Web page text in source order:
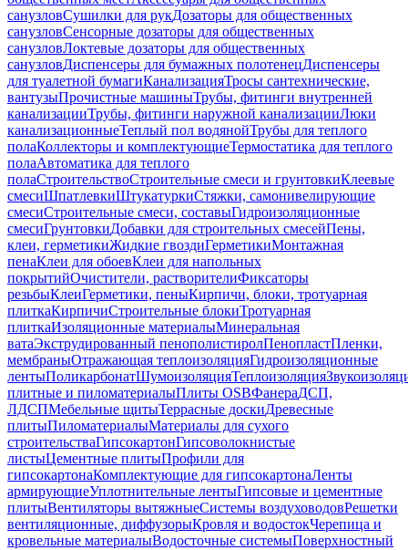
санузловСушилки для рукДозаторы для общественных
санузловСенсорные дозаторы для общественных
санузловЛоктевые дозаторы для общественных
санузловДиспенсеры для бумажных полотенецДиспенсеры
для туалетной бумагиКанализацияТросы сантехнические,
вантузыПрочистные машиныТрубы, фитинги внутренней
канализацииТрубы, фитинги наружной канализацииЛюки
канализационныеТеплый пол водянойТрубы для теплого
полаКоллекторы и комплектующиеТермостатика для теплого
полаАвтоматика для теплого
полаСтроительствоСтроительные смеси и грунтовкиКлеевые
смесиШпатлевкиШтукатуркиСтяжки, самонивелирующие
смесиСтроительные смеси, составыГидроизоляционные
смесиГрунтовкиДобавки для строительных смесейПены,
клеи, герметикиЖидкие гвоздиГерметикиМонтажная
пенаКлеи для обоевКлеи для напольных
покрытийОчистители, растворителиФиксаторы
резьбыКлеиГерметики, пеныКирпичи, блоки, тротуарная
плиткаКирпичиСтроительные блокиТротуарная
плиткаИзоляционные материалыМинеральная
ватаЭкструдированный пенополистиролПенопластПленки,
мембраныОтражающая теплоизоляцияГидроизоляционные
лентыПоликарбонатШумоизоляцияТеплоизоляция
плитные и пиломатериалыПлиты OSBФанераДСП,
ЛДСПМебельные щитыТеррасные доскиДревесные
плитыПиломатериалыМатериалы для сухого
строительстваГипсокартонГипсоволокнистые
листыЦементные плитыПрофили для
гипсокартонаКомплектующие для гипсокартонаЛенты
армирующиеУплотнительные лентыГипсовые и цементные
плитыВентиляторы вытяжныеСистемы воздуховодовРешетки
вентиляционные, диффузорыКровля и водостокЧерепица и
кровельные материалыВодосточные системыПоверхностный